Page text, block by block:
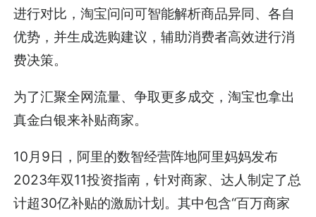
进行对比，淘宝问问可智能解析商品异同、各自
优势，并生成选购建议，辅助消费者高效进行消
费决策。
为了汇聚全网流量、争取更多成交，淘宝也拿出
真金白银来补贴商家。
10月9日，阿里的数智经营阵地阿里妈妈发布
2023年双11投资指南，针对商家、达人制定了总
计超30亿补贴的激励计划。其中包含“百万商家